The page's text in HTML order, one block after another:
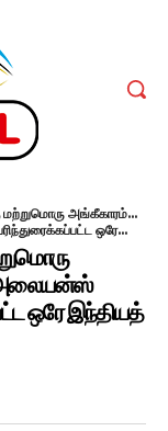
மற்றுமொரு அங்கீகாரம்...
ஒரே...
அலையன்ஸ்
ஒரே இந்தியத்